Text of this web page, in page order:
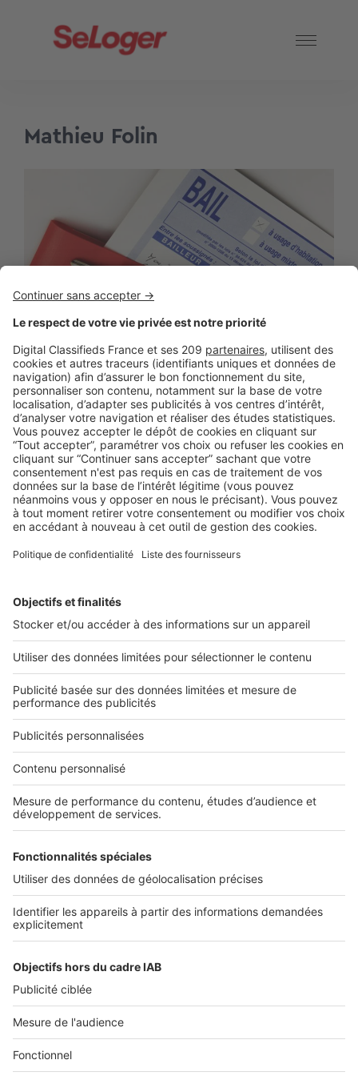
Mathieu Folin
LA LÉGISLATION
Loi ALUR : Maîtriser les nouvelles
contraintes qui s’appliquent aux
locations meublées
La loi ALUR a changé la donne de la location meublée.
Moins souple, elle se rapproche davantage ...
2 rue des Italiens 75009 Paris
01 53 38 80 00
Nos solutions pro
Actualités pro
Nous contacter
Connexion à My SeLoger Pro
Espace Presse